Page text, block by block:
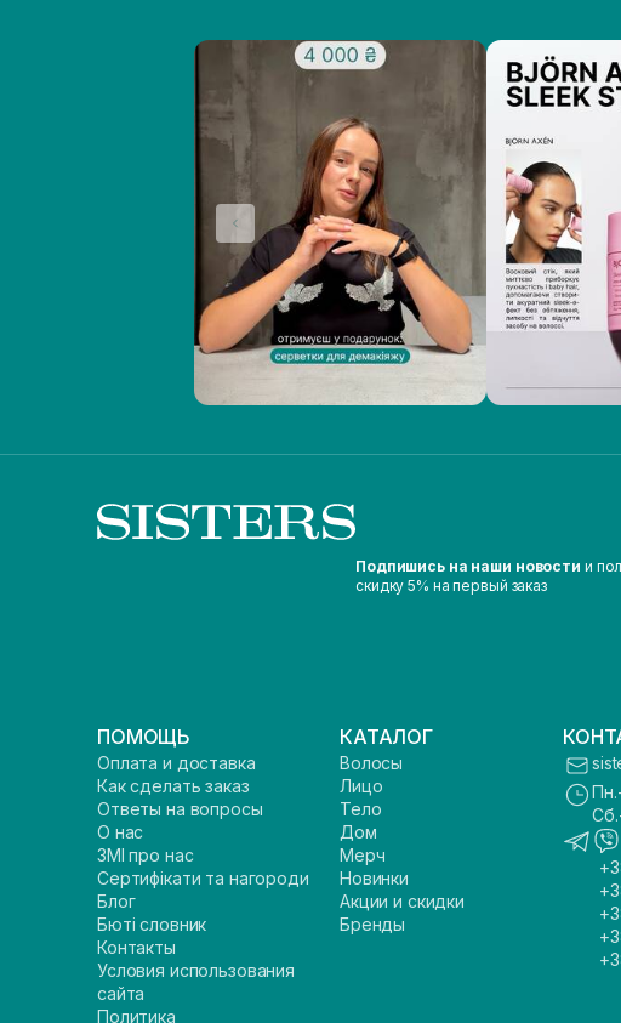
Подпишись на наши новости и
скидку 5% на первый заказ
ПОМОЩЬ
Оплата и доставка
Как сделать заказ
Ответы на вопросы
О нас
ЗМІ про нас
Сертифікати та нагороди
Блог
Бюті словник
Контакты
Условия использования
сайта
Политика
КАТАЛОГ
Волосы
Лицо
Тело
Дом
Мерч
Новинки
Акции и скидки
Бренды